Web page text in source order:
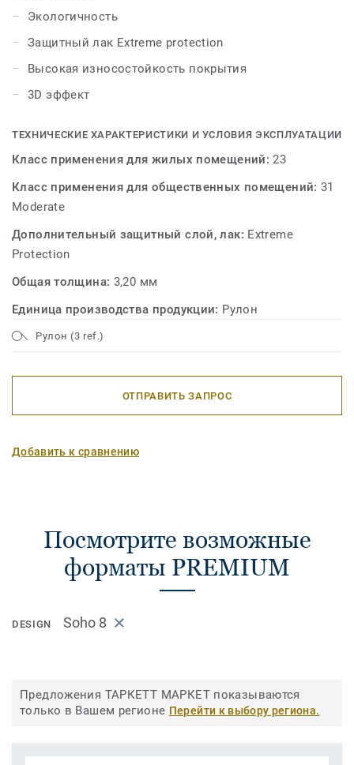
Экологичность
Защитный лак Extreme protection
Высокая износостойкость покрытия
3D эффект
ТЕХНИЧЕСКИЕ ХАРАКТЕРИСТИКИ И УСЛОВИЯ ЭКСПЛУАТАЦИИ
Класс применения для жилых помещений:23
Класс применения для общественных помещений:31
Moderate
Дополнительный защитный слой, лак: Extreme
Protection
Общая толщина: 3,20 мм
Единица производства продукции: Рулон
Рулон (3 ref.)
ОТПРАВИТЬ ЗАПРОС
Добавить к сравнению
Посмотрите возможные
форматы PREMIUM
DESIGN Soho 8
Предложения ТАРКЕТТ МАРКЕТ показываются
только в Вашем регионе Перейти к выбору региона.